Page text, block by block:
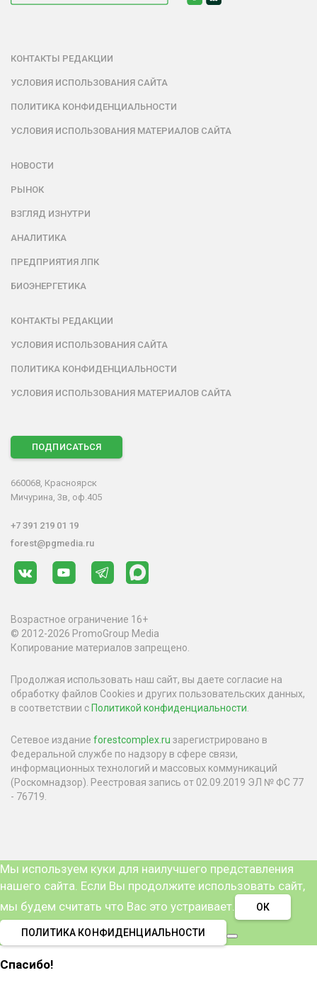
КОНТАКТЫ РЕДАКЦИИ
УСЛОВИЯ ИСПОЛЬЗОВАНИЯ САЙТА
ПОЛИТИКА КОНФИДЕНЦИАЛЬНОСТИ
УСЛОВИЯ ИСПОЛЬЗОВАНИЯ МАТЕРИАЛОВ САЙТА
НОВОСТИ
РЫНОК
ВЗГЛЯД ИЗНУТРИ
АНАЛИТИКА
ПРЕДПРИЯТИЯ ЛПК
БИОЭНЕРГЕТИКА
КОНТАКТЫ РЕДАКЦИИ
УСЛОВИЯ ИСПОЛЬЗОВАНИЯ САЙТА
ПОЛИТИКА КОНФИДЕНЦИАЛЬНОСТИ
УСЛОВИЯ ИСПОЛЬЗОВАНИЯ МАТЕРИАЛОВ САЙТА
ПОДПИСАТЬСЯ
660068, Красноярск
Мичурина, 3в, оф.405
+7 391 219 01 19
forest@pgmedia.ru
Возрастное ограничение 16+
© 2012-2026 PromoGroup Media
Копирование материалов запрещено.
Продолжая использовать наш сайт, вы даете согласие на
обработку файлов Cookies и других пользовательских данных,
в соответствии с Политикой конфиденциальности.
Сетевое издание forestcomplex.ru зарегистрировано в
Федеральной службе по надзору в сфере связи,
информационных технологий и массовых коммуникаций
(Роскомнадзор). Реестровая запись от 02.09.2019 ЭЛ № ФС 77
- 76719.
Мы используем куки для наилучшего представления
нашего сайта. Если Вы продолжите использовать сайт,
мы будем считать что Вас это устраивает.
ОК
ПОЛИТИКА КОНФИДЕНЦИАЛЬНОСТИ
Спасибо!